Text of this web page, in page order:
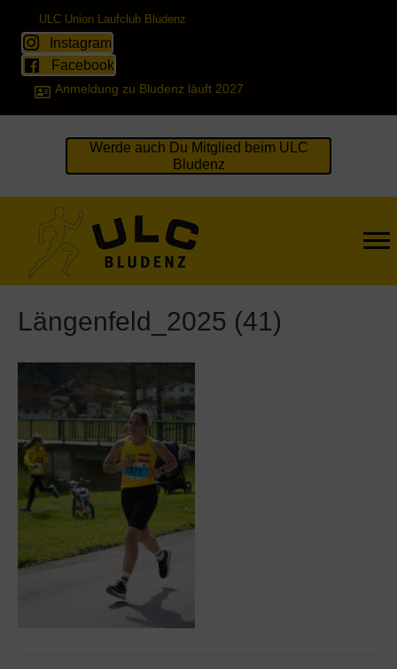
ULC Union Laufclub Bludenz
Instagram
Facebook
Anmeldung zu Bludenz läuft 2027
Werde auch Du Mitglied beim ULC
Bludenz
Längenfeld_2025 (41)